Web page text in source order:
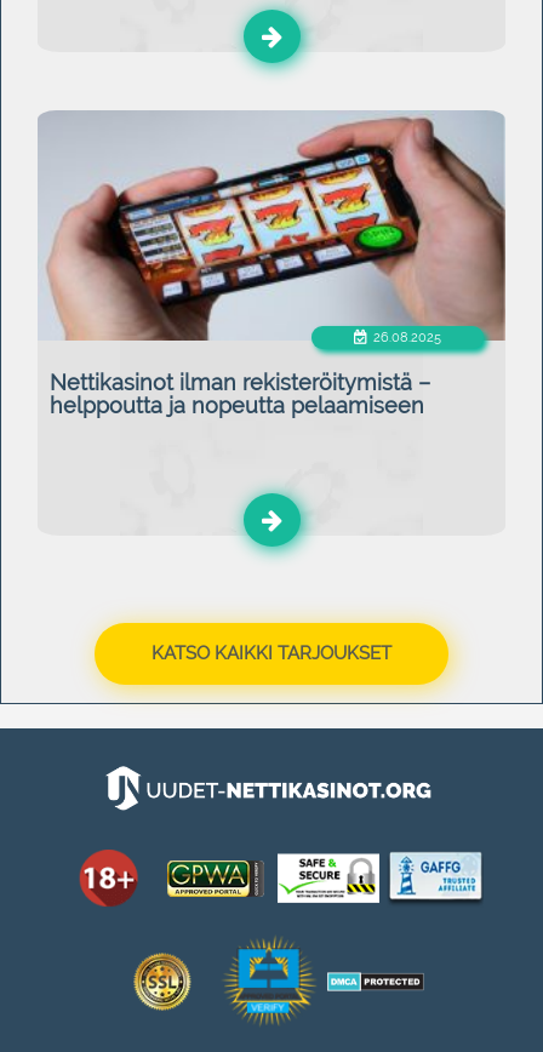
26.08.2025
Nettikasinot ilman rekisteröitymistä –
helppoutta ja nopeutta pelaamiseen
KATSO KAIKKI TARJOUKSET